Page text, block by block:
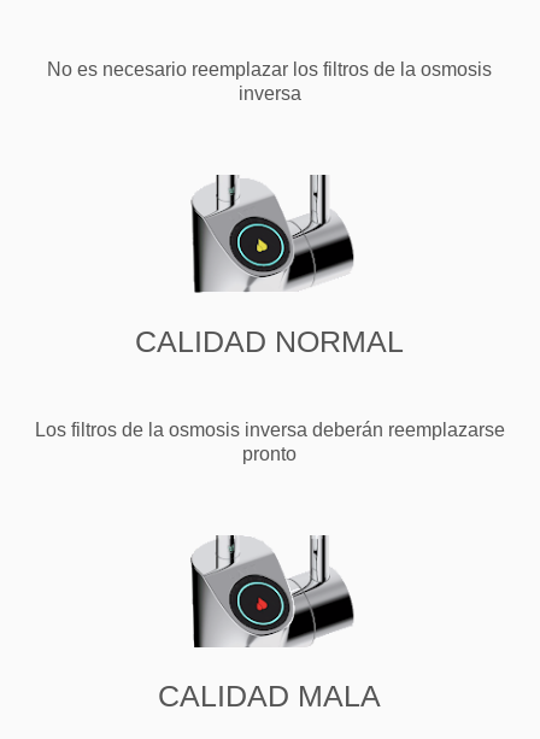
No es necesario reemplazar los filtros de la osmosis
inversa
CALIDAD NORMAL
Los filtros de la osmosis inversa deberán reemplazarse
pronto
CALIDAD MALA